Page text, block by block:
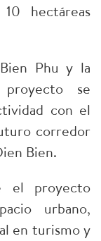
hectáreas
Phu y la
se
con el
corredor
Bien.
el proyecto
urbano,
en turismo y